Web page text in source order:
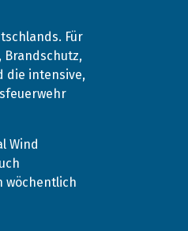
Für
Brandschutz,
die intensive,
Wind
wöchentlich